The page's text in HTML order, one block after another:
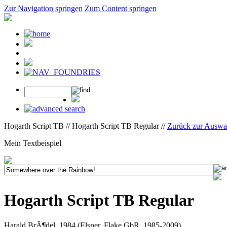
Zur Navigation springen Zum Content springen
Hogarth Script TB // Hogarth Script TB Regular // Zurück zur
Mein Textbeispiel
Hogarth Script TB Regular
Harald BrÃ¶del, 1984 (Elsner, Flake GbR, 1985-2009)